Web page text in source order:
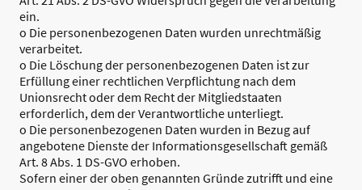
ein.
o Die personenbezogenen Daten wurden unrechtmäßig
verarbeitet.
o Die Löschung der personenbezogenen Daten ist zur
Erfüllung einer rechtlichen Verpflichtung nach dem
Unionsrecht oder dem Recht der Mitgliedstaaten
erforderlich, dem der Verantwortliche unterliegt.
o Die personenbezogenen Daten wurden in Bezug auf
angebotene Dienste der Informationsgesellschaft gemäß
Art. 8 Abs. 1 DS-GVO erhoben.
Sofern einer der oben genannten Gründe zutrifft und eine